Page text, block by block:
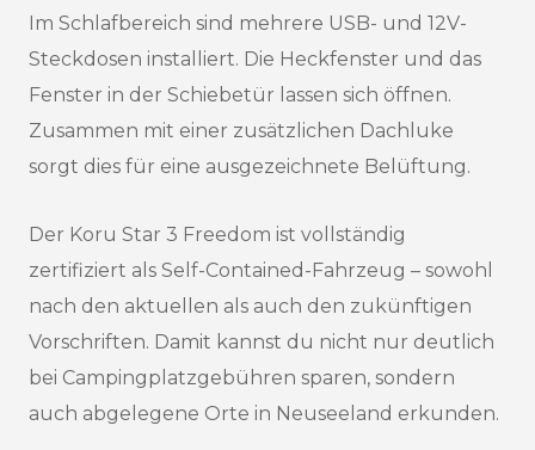
Im Schlafbereich sind mehrere USB- und 12V-
Steckdosen installiert. Die Heckfenster und das
Fenster in der Schiebetür lassen sich öffnen.
Zusammen mit einer zusätzlichen Dachluke
sorgt dies für eine ausgezeichnete Belüftung.
Der Koru Star 3 Freedom ist vollständig
zertifiziert als Self-Contained-Fahrzeug – sowohl
nach den aktuellen als auch den zukünftigen
Vorschriften. Damit kannst du nicht nur deutlich
bei Campingplatzgebühren sparen, sondern
auch abgelegene Orte in Neuseeland erkunden.